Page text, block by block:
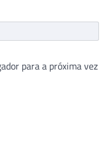
para a próxima vez